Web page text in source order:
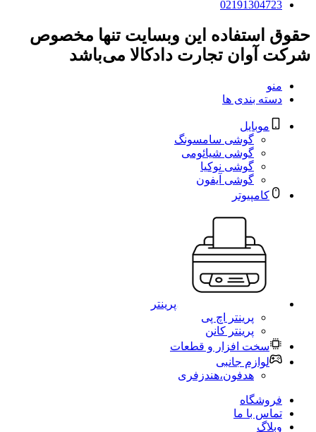
02191304723
حقوق استفاده این وبسایت تنها مخصوص
شرکت آوان تجارت دادکالا می‌باشد
منو
دسته بندی ها
موبایل
گوشی سامسونگ
گوشی شیائومی
گوشی نوکیا
گوشی آیفون
کامپیوتر
پرینتر
پرینتر اچ پی
پرینتر کانن
سخت افزار و قطعات
لوازم جانبی
هدفون،هندزفری
فروشگاه
تماس با ما
وبلاگ